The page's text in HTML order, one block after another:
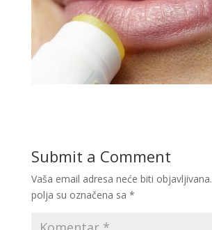
Submit a Comment
Vaša email adresa neće biti objavljivana.
polja su označena sa *